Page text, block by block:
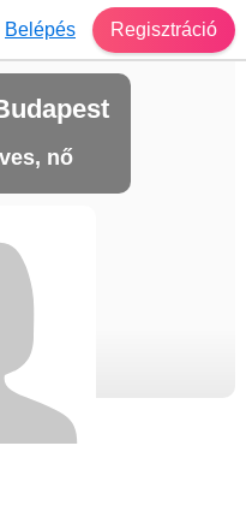
Belépés Regisztráció
nő